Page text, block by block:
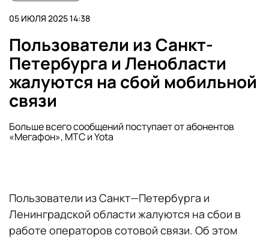
05 ИЮЛЯ 2025 14:38
Пользователи из Санкт-
Петербурга и Ленобласти
жалуются на сбой мобильной
связи
Больше всего сообщений поступает от абонентов
«Мегафон», МТС и Yota
Пользователи из Санкт—Петербурга и
Ленинградской области жалуются на сбои в
работе операторов сотовой связи. Об этом